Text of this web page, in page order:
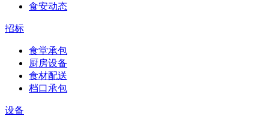
食安动态
招标
食堂承包
厨房设备
食材配送
档口承包
设备